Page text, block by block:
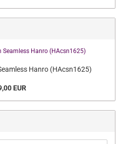
Hanro (HAcsn1625)
EUR